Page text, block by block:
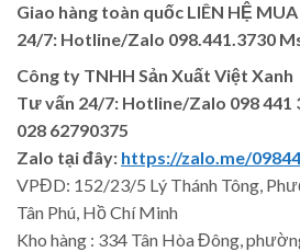
Giao hàng toàn quốc LIÊN HỆ
24/7: Hotline/Zalo 098.441.3730
Công ty TNHH Sản Xuất Việt Xanh
Tư vấn 24/7: Hotline/Zalo 098 441
028 62790375
Zalo tại đây: https://zalo.me/
VPĐD: 152/23/5 Lý Thánh Tông,
Tân Phú, Hồ Chí Minh
Kho hàng : 334 Tân Hòa Đông,